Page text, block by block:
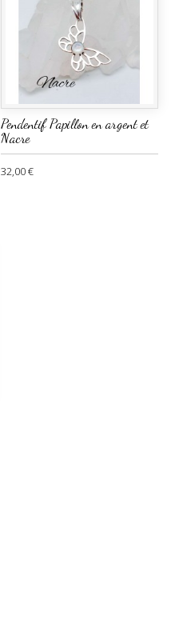
Pendentif Papillon en argent et
Nacre
32,00 €